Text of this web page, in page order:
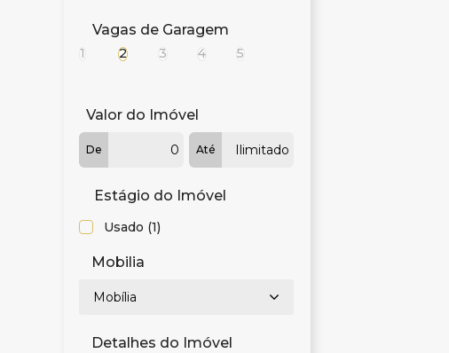
Vagas de Garagem
1 2 3 4 5
Valor do Imóvel
De Até
Estágio do Imóvel
Usado (1)
Mobilia
Mobília
Detalhes do Imóvel